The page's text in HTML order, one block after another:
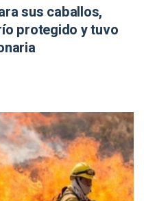
sus caballos,
protegido y tuvo